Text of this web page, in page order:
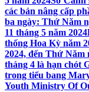
các bản nâng cấp
ba ngày: Thứ Năm
11 tháng 5 năm 2024
thống Hoa Kỳ năm
2024, đến Thứ Năm
tháng 4 là hạn chót
trong tiểu bang
Youth Ministry Of